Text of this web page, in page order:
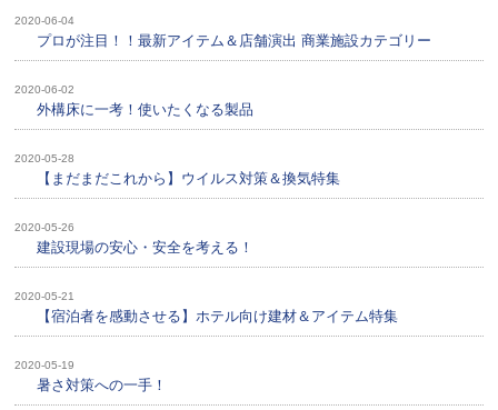
2020-06-04
プロが注目！！最新アイテム＆店舗演出 商業施設カテゴリー
2020-06-02
外構床に一考！使いたくなる製品
2020-05-28
【まだまだこれから】ウイルス対策＆換気特集
2020-05-26
建設現場の安心・安全を考える！
2020-05-21
【宿泊者を感動させる】ホテル向け建材＆アイテム特集
2020-05-19
暑さ対策への一手！